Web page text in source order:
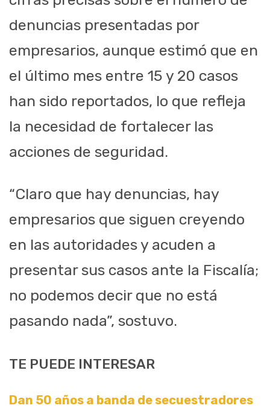
denuncias presentadas por
empresarios, aunque estimó que en
el último mes entre 15 y 20 casos
han sido reportados, lo que refleja
la necesidad de fortalecer las
acciones de seguridad.
“Claro que hay denuncias, hay
empresarios que siguen creyendo
en las autoridades y acuden a
presentar sus casos ante la Fiscalía;
no podemos decir que no está
pasando nada”, sostuvo.
TE PUEDE INTERESAR
Dan 50 años a banda de secuestradores